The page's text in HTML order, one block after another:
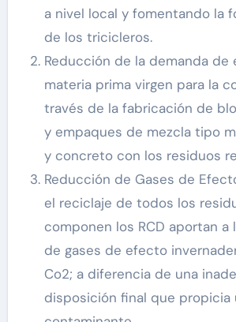
a nivel local y fomentando la
de los tricicleros.
Reducción de la demanda de
materia prima virgen para la
través de la fabricación de
y empaques de mezcla tipo
y concreto con los residuos
Reducción de Gases de
el reciclaje de todos los
componen los RCD aportan a
de gases de efecto
Co2; a diferencia de una
disposición final que propicia